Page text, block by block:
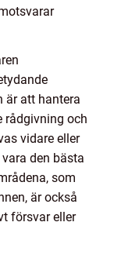
är att hantera
rådgivning och
vidare eller
den bästa
som
är också
försvar eller